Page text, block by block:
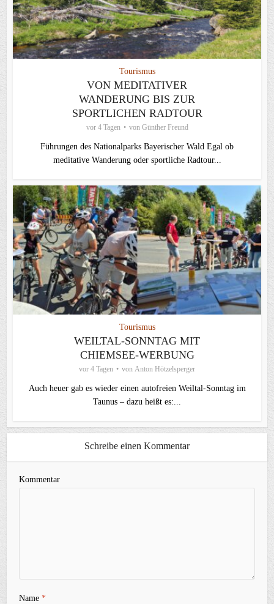
Tourismus
VON MEDITATIVER
WANDERUNG BIS ZUR
SPORTLICHEN RADTOUR
vor 4 Tagen von Günther Freund
Führungen des Nationalparks Bayerischer Wald Egal ob
meditative Wanderung oder sportliche Radtour...
Tourismus
WEILTAL-SONNTAG MIT
CHIEMSEE-WERBUNG
vor 4 Tagen von Anton Hötzelsperger
Auch heuer gab es wieder einen autofreien Weiltal-Sonntag im
Taunus – dazu heißt es:...
Schreibe einen Kommentar
Kommentar
Name*